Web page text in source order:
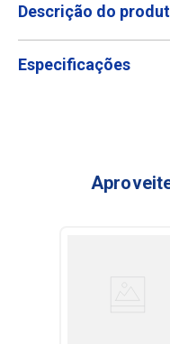
Descrição do
Especificações